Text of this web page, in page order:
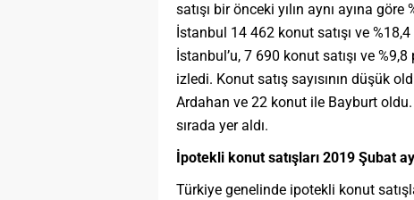
satışı bir önceki yılın aynı ayına
İstanbul 14 462 konut satışı ve
İstanbul’u, 7 690 konut satışı ve
izledi. Konut satış sayısının düşük
Ardahan ve 22 konut ile Bayburt
sırada yer aldı.
İpotekli konut satışları 2019 Şubat
Türkiye genelinde ipotekli konut